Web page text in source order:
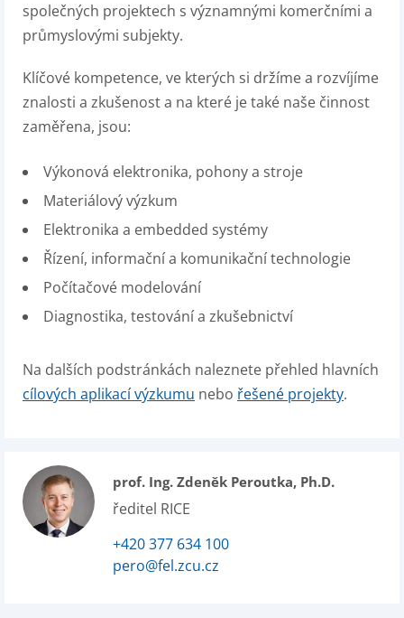
společných projektech s významnými komerčními a
průmyslovými subjekty.
Klíčové kompetence, ve kterých si držíme a rozvíjíme
znalosti a zkušenost a na které je také naše činnost
zaměřena, jsou:
Výkonová elektronika, pohony a stroje
Materiálový výzkum
Elektronika a embedded systémy
Řízení, informační a komunikační technologie
Počítačové modelování
Diagnostika, testování a zkušebnictví
Na dalších podstránkách naleznete přehled hlavních
cílových aplikací výzkumu nebo řešené projekty.
prof. Ing. Zdeněk Peroutka, Ph.D.
ředitel RICE
+420 377 634 100
pero@fel.zcu.cz